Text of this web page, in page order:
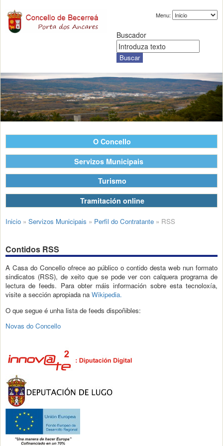
Menu:
Buscador
O Concello
Servizos Municipais
Turismo
Tramitación online
Inicio » Servizos Municipais » Perfil do Contratante » RSS
Contidos RSS
A Casa do Concello ofrece ao público o contido desta web nun formato
sindicatos (RSS), de xeito que se pode ver con calquera programa de
lectura de feeds. Para obter máis información sobre esta tecnoloxía,
visite a sección apropiada na Wikipedia.
O que segue é unha lista de feeds dispoñibles:
Novas do Concello